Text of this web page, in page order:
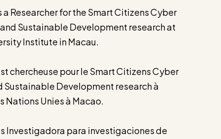
Researcher for the Smart Citizens Cyber
Sustainable Development research at
Institute in Macau.
chercheuse pour le Smart Citizens Cyber
Sustainable Development research à
Nations Unies à Macao.
Investigadora para investigaciones de